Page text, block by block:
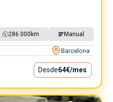
286.000 km Manual
Barcelona
Desde64€/mes